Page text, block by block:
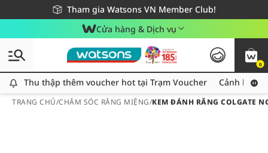
Tham gia Watsons VN Member Club!
Miễn phí giao hàng cho đơn hàng từ 249,000Đ
Giao hàng nhanh 24h - Áp dụng khu vực TP. Hồ Chí Minh
Cửa hàng & Dịch vụ
0
Thu thập thêm voucher hot tại Trạm Voucher
Thu thập thêm voucher hot tại Trạm Voucher Cảnh báo
TRANG CHỦ/CHĂM SÓC RĂNG MIỆNG/KEM ĐÁNH RĂNG COLGATE